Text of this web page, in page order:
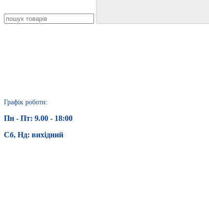
Графік роботи:
Пн - Пт: 9.00 - 18:00
Сб, Нд: вихідний